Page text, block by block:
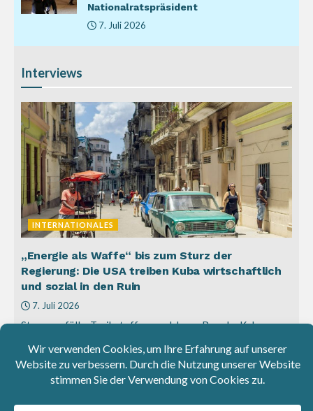
Nationalratspräsident
7. Juli 2026
Interviews
INTERNATIONALES
„Energie als Waffe“ bis zum Sturz der
Regierung: Die USA treiben Kuba wirtschaftlich
und sozial in den Ruin
7. Juli 2026
Stromausfälle, Treibstoffmangel, leere Regale: Kuba
Politikwissenschaftler Bert Hoffmann erklärt im Interview,
warum die US-Politik...
Gerald Knaus: Abkommen mit sicheren